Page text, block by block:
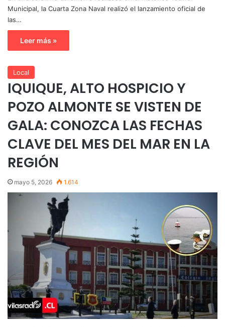
Municipal, la Cuarta Zona Naval realizó el lanzamiento oficial de
las…
Leer más »
Local
IQUIQUE, ALTO HOSPICIO Y
POZO ALMONTE SE VISTEN DE
GALA: CONOZCA LAS FECHAS
CLAVE DEL MES DEL MAR EN LA
REGIÓN
mayo 5, 2026 1.614